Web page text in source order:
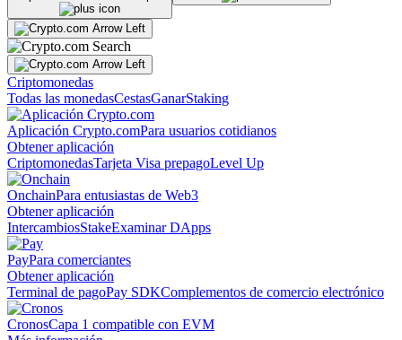
Criptomonedas
Todas las monedasCestasGanarStaking
Aplicación Crypto.comPara usuarios cotidianos
Obtener aplicación
CriptomonedasTarjeta Visa prepagoLevel Up
OnchainPara entusiastas de Web3
Obtener aplicación
IntercambiosStakeExaminar DApps
PayPara comerciantes
Obtener aplicación
Terminal de pagoPay SDKComplementos de comercio electrónico
CronosCapa 1 compatible con EVM